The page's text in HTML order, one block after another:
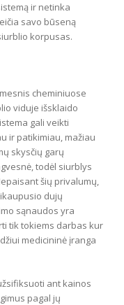
ir netinka
savo būseną
korpusas.
cheminiuose
viduje išsklaido
gali veikti
ir patikimiau, mažiau
skysčių garų
todėl siurblys
šių privalumų,
dujų
sąnaudos yra
tik tokiems darbas kur
medicininė įranga
ant kainos
pagal jų